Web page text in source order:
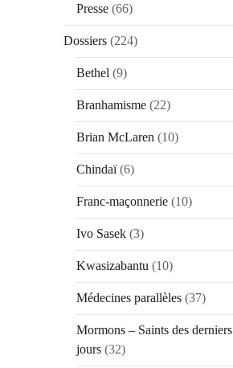
Presse (66)
Dossiers (224)
Bethel (9)
Branhamisme (22)
Brian McLaren (10)
Chindaï(6)
Franc-maçonnerie (10)
Ivo Sasek (3)
Kwasizabantu (10)
Médecines parallèles (37)
Mormons – Saints des derniers
jours (32)